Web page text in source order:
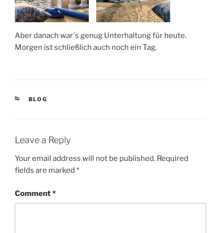
Aber danach war´s genug Unterhaltung für heute.
Morgen ist schließlich auch noch ein Tag.
CATEGORIES
BLOG
Leave a Reply
Your email address will not be published. Required
fields are marked *
Comment*